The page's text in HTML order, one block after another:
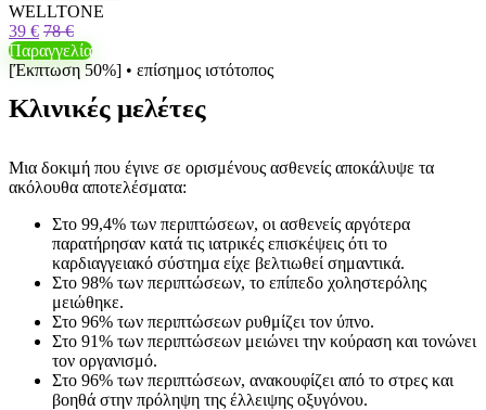
WELLTONE
39 € 78 €
Παραγγελία
[Έκπτωση 50%] • επίσημος ιστότοπος
Κλινικές μελέτες
Μια δοκιμή που έγινε σε ορισμένους ασθενείς αποκάλυψε τα
ακόλουθα αποτελέσματα:
Στο 99,4% των περιπτώσεων, οι ασθενείς αργότερα
παρατήρησαν κατά τις ιατρικές επισκέψεις ότι το
καρδιαγγειακό σύστημα είχε βελτιωθεί σημαντικά.
Στο 98% των περιπτώσεων, το επίπεδο χοληστερόλης
μειώθηκε.
Στο 96% των περιπτώσεων ρυθμίζει τον ύπνο.
Στο 91% των περιπτώσεων μειώνει την κούραση και τονώνει
τον οργανισμό.
Στο 96% των περιπτώσεων, ανακουφίζει από το στρες και
βοηθά στην πρόληψη της έλλειψης οξυγόνου.